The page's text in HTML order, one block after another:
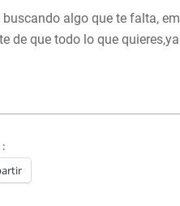
algo que te falta,
de que todo lo que
: